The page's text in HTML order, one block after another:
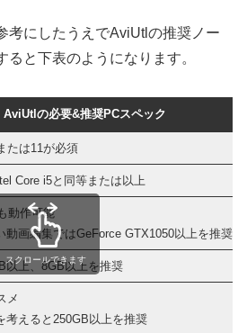
考にしたうえでAviUtlの推奨ノー
ると下表のようになります。
AviUtlの必要&推奨PCスペック
たは11が必須
Core i5と同等または以上
動作可能
動画編集ではGeForce GTX1050以上を推奨
以上、8GB以上を推奨
メ
考えると250GB以上を推奨
スクロールできます